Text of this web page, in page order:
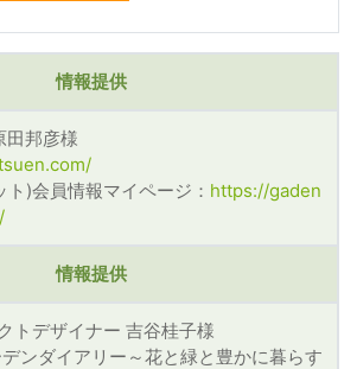
情報提供
田邦彦様
)会員情報マイページ： https://gaden
情報提供
トデザイナー 吉谷桂子様
デンダイアリー～花と緑と豊かに暮らす